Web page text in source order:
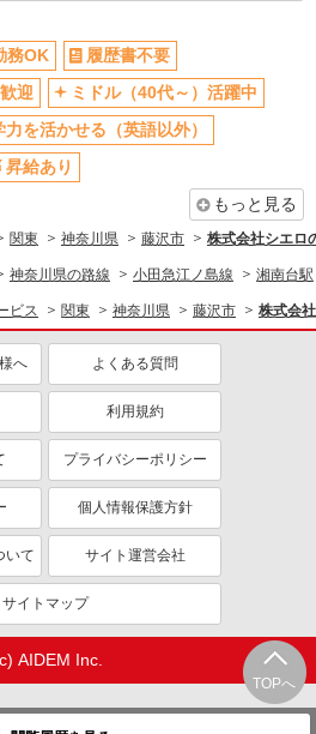
・接客サービス
ミドル（40代～）活躍中
ボーナス・賞与あり
交通費支給
社員登用あり
TOPへ
務OK
履歴書不要
迎
ミドル（40代～）活躍中
力を活かせる（英語以外）
昇給あり
もっと見る
関東 神奈川県 藤沢市 株式会社シエロ
神奈川県の路線 小田急江ノ島線 湘南台駅
ビス 関東 神奈川県 藤沢市 株式会
へ よくある質問
利用規約
プライバシーポリシー
個人情報保護方針
いて サイト運営会社
サイトマップ
AIDEM Inc.